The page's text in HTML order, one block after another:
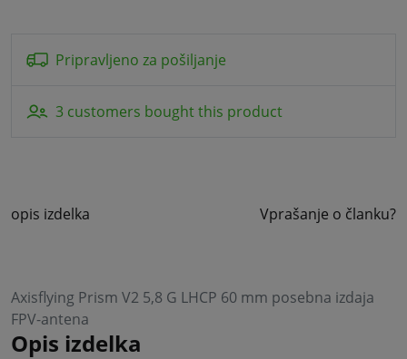
Pripravljeno za pošiljanje
3 customers bought this product
opis izdelka Vprašanje o članku?
Axisflying Prism V2 5,8 G LHCP 60 mm posebna izdaja
FPV-antena
Opis izdelka